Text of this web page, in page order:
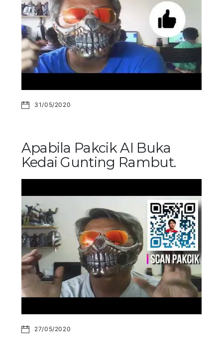
31/05/2020
Apabila Pakcik AI Buka
Kedai Gunting Rambut.
27/05/2020